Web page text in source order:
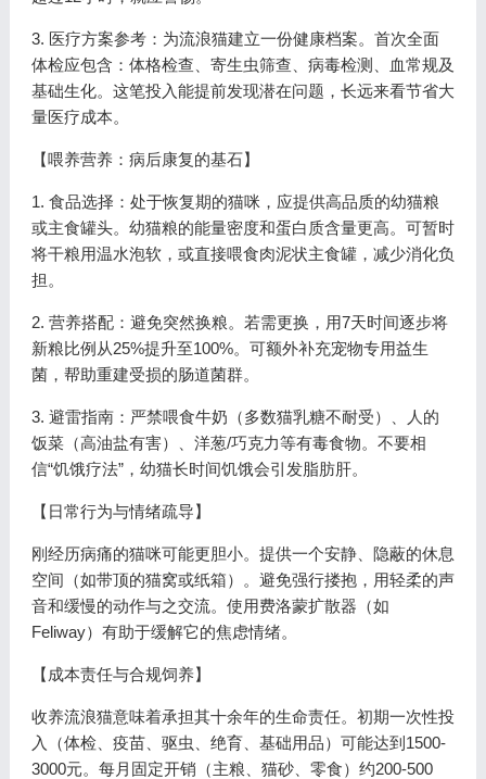
3. 医疗方案参考：为流浪猫建立一份健康档案。首次全面
体检应包含：体格检查、寄生虫筛查、病毒检测、血常规及
基础生化。这笔投入能提前发现潜在问题，长远来看节省大
量医疗成本。
【喂养营养：病后康复的基石】
1. 食品选择：处于恢复期的猫咪，应提供高品质的幼猫粮
或主食罐头。幼猫粮的能量密度和蛋白质含量更高。可暂时
将干粮用温水泡软，或直接喂食肉泥状主食罐，减少消化负
担。
2. 营养搭配：避免突然换粮。若需更换，用7天时间逐步将
新粮比例从25%提升至100%。可额外补充宠物专用益生
菌，帮助重建受损的肠道菌群。
3. 避雷指南：严禁喂食牛奶（多数猫乳糖不耐受）、人的
饭菜（高油盐有害）、洋葱/巧克力等有毒食物。不要相
信“饥饿疗法”，幼猫长时间饥饿会引发脂肪肝。
【日常行为与情绪疏导】
刚经历病痛的猫咪可能更胆小。提供一个安静、隐蔽的休息
空间（如带顶的猫窝或纸箱）。避免强行搂抱，用轻柔的声
音和缓慢的动作与之交流。使用费洛蒙扩散器（如
Feliway）有助于缓解它的焦虑情绪。
【成本责任与合规饲养】
收养流浪猫意味着承担其十余年的生命责任。初期一次性投
入（体检、疫苗、驱虫、绝育、基础用品）可能达到1500-
3000元。每月固定开销（主粮、猫砂、零食）约200-500